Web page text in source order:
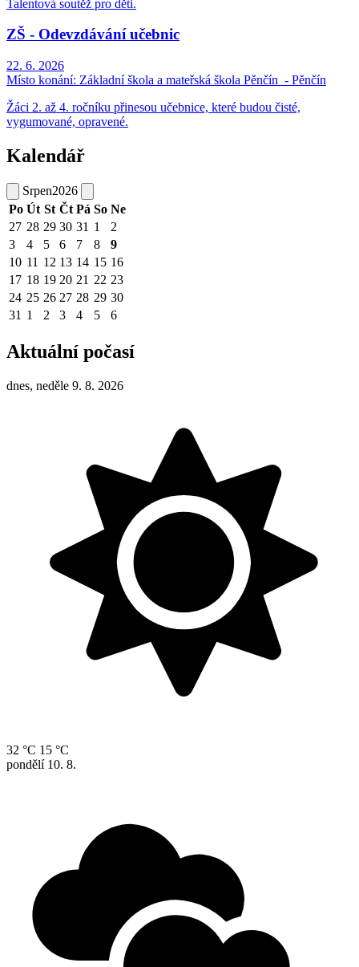
Talentová soutěž pro děti.
ZŠ - Odevzdávání učebnic
22. 6. 2026
Místo konání: Základní škola a mateřská škola Pěnčín ​​ - Pěnčín
Žáci 2. až 4. ročníku přinesou učebnice, které budou čisté,
vygumované, opravené.
Kalendář
Srpen2026
Po Út St Čt Pá So Ne
27 28 29 30 31 1
2
3
4 5 6 7 8
9
10 11 12 13 14 15 16
17 18 19 20 21 22 23
24 25 26 27 28 29 30
31 1 2 3 4 5 6
Aktuální počasí
dnes, neděle 9. 8. 2026
32 °C 15 °C
pondělí 10. 8.